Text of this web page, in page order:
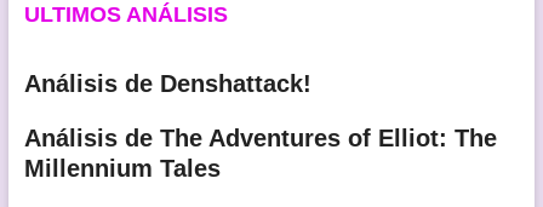
ULTIMOS ANÁLISIS
Análisis de Denshattack!
Análisis de The Adventures of Elliot: The
Millennium Tales